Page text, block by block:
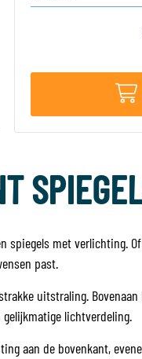
spiegels met verlichting.
past.
uitstraling.
lichtverdeling.
aan de bovenkant,